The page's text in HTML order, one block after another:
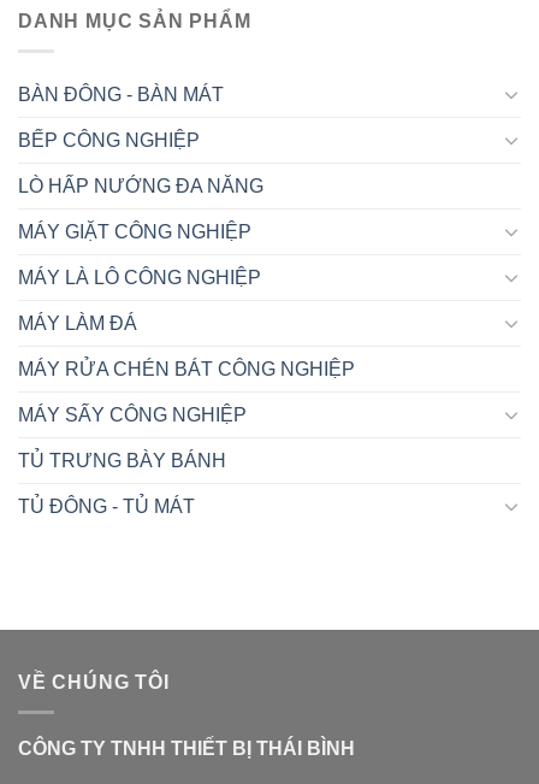
DANH MỤC SẢN PHẨM
BÀN ĐÔNG - BÀN MÁT
BẾP CÔNG NGHIỆP
LÒ HẤP NƯỚNG ĐA NĂNG
MÁY GIẶT CÔNG NGHIỆP
MÁY LÀ LÔ CÔNG NGHIỆP
MÁY LÀM ĐÁ
MÁY RỬA CHÉN BÁT CÔNG NGHIỆP
MÁY SẤY CÔNG NGHIỆP
TỦ TRƯNG BÀY BÁNH
TỦ ĐÔNG - TỦ MÁT
VỀ CHÚNG TÔI
CÔNG TY TNHH THIẾT BỊ THÁI BÌNH